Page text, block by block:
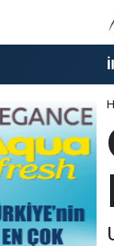
Nöbetçi
Hava
İstanbul
Trafik
Süper Lig